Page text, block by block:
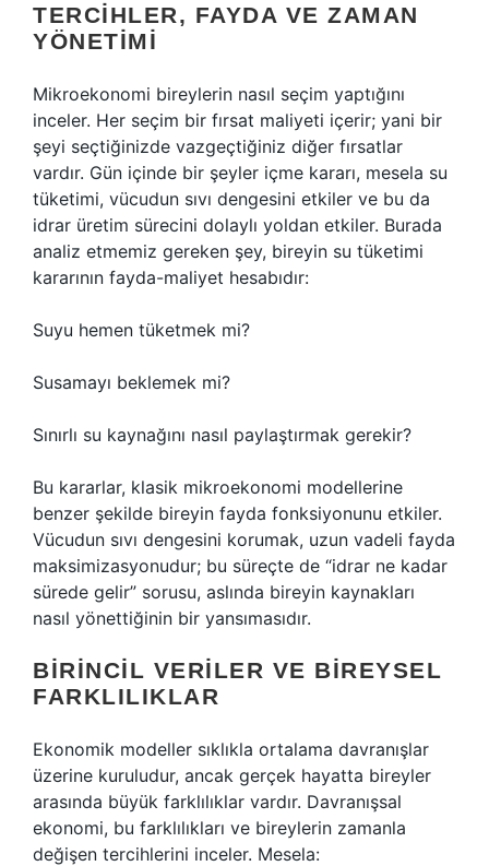
TERCIHLER, FAYDA VE ZAMAN
YÖNETIMI
Mikroekonomi bireylerin nasıl seçim yaptığını
inceler. Her seçim bir fırsat maliyeti içerir; yani bir
şeyi seçtiğinizde vazgeçtiğiniz diğer fırsatlar
vardır. Gün içinde bir şeyler içme kararı, mesela su
tüketimi, vücudun sıvı dengesini etkiler ve bu da
idrar üretim sürecini dolaylı yoldan etkiler. Burada
analiz etmemiz gereken şey, bireyin su tüketimi
kararının fayda-maliyet hesabıdır:
Suyu hemen tüketmek mi?
Susamayı beklemek mi?
Sınırlı su kaynağını nasıl paylaştırmak gerekir?
Bu kararlar, klasik mikroekonomi modellerine
benzer şekilde bireyin fayda fonksiyonunu etkiler.
Vücudun sıvı dengesini korumak, uzun vadeli fayda
maksimizasyonudur; bu süreçte de “idrar ne kadar
sürede gelir” sorusu, aslında bireyin kaynakları
nasıl yönettiğinin bir yansımasıdır.
BIRINCIL VERILER VE BIREYSEL
FARKLILIKLAR
Ekonomik modeller sıklıkla ortalama davranışlar
üzerine kuruludur, ancak gerçek hayatta bireyler
arasında büyük farklılıklar vardır. Davranışsal
ekonomi, bu farklılıkları ve bireylerin zamanla
değişen tercihlerini inceler. Mesela: